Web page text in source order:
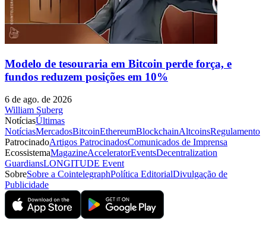
Modelo de tesouraria em Bitcoin perde força, e
fundos reduzem posições em 10%
6 de ago. de 2026
William Suberg
NotíciasÚltimas
NotíciasMercadosBitcoinEthereumBlockchainAltcoinsRegulamento
PatrocinadoArtigos PatrocinadosComunicados de Imprensa
EcossistemaMagazineAcceleratorEventsDecentralization
GuardiansLONGITUDE Event
SobreSobre a CointelegraphPolítica EditorialDivulgação de
Publicidade